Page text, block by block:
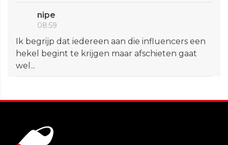
nipe
08:59
Ik begrijp dat iedereen aan die influencers een
hekel begint te krijgen maar afschieten gaat
wel...